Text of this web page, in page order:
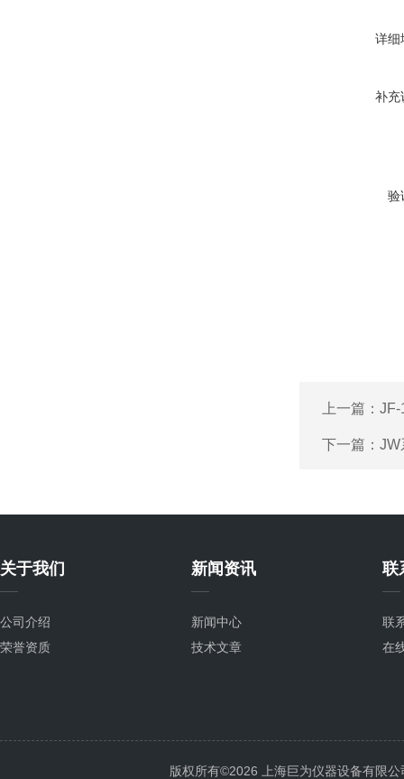
详细
补充
验
上一篇： JF-
下一篇： JW
关于我们
公司介绍
荣誉资质
新闻资讯
新闻中心
技术文章
联
联
在
版权所有©2026 上海巨为仪器设备有限